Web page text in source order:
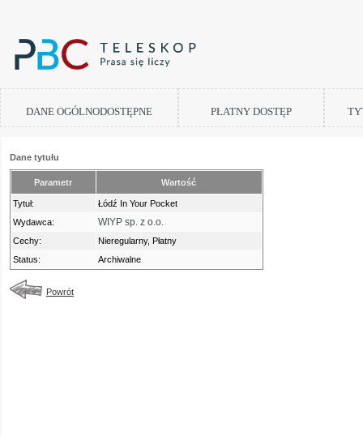
DANE OGÓLNODOSTĘPNE PŁATNY DOSTĘP
Dane tytułu
Parametr Wartość
Tytuł:
Łódź In Your Pocket
Wydawca:
WIYP sp. z o.o.
Cechy:
Nieregularny, Płatny
Status:
Archiwalne
Powrót